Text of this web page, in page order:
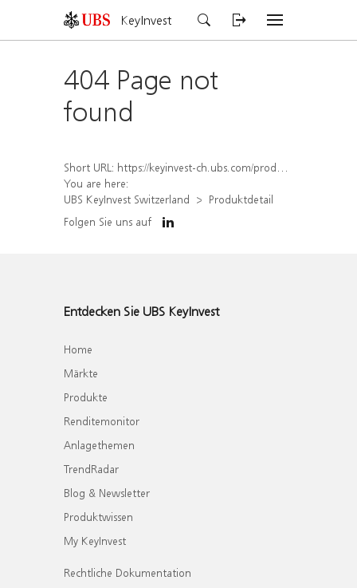
KeyInvest
404 Page not
found
Short URL: https://keyinvest-ch.ubs.com/produkt/detail/index/isin/CH1572314917
You are here:
UBS KeyInvest Switzerland
Produktdetail
Folgen Sie uns auf
Entdecken Sie UBS KeyInvest
Home
Märkte
Produkte
Renditemonitor
Anlagethemen
TrendRadar
Blog & Newsletter
Produktwissen
My KeyInvest
Rechtliche Dokumentation